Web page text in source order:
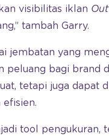
visibilitas iklan
tambah Garry.
jembatan yang
peluang bagi brand
tetapi juga dapat
tool pengukuran,